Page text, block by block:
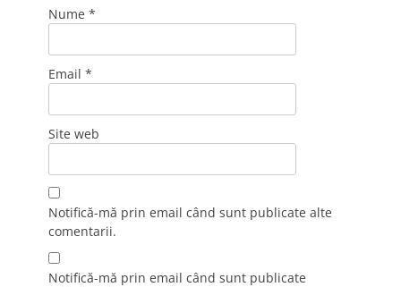
Nume *
Email *
Site web
Notifică-mă prin email când sunt publicate alte
comentarii.
Notifică-mă prin email când sunt publicate